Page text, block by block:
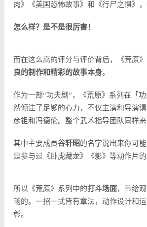
肉》《美国恐怖故事》和《行尸之惧》，
怎么样？是不是很厉害！
而在这么高的评分与评价背后，《荒原
良的制作和精彩的故事本身。
作为一部“功夫剧”，《荒原》系列在「
然倾注了足够的心力，不仅主演和导演
彦祖和冯德伦。整个武术指导团队同样
其中主要成员谷轩昭的名字说出来你可
是参与过《卧虎藏龙》《影》等动作片的
所以《荒原》系列中的打斗场面，带给
畅的。一招一式皆有章法，动作设计和
彰。